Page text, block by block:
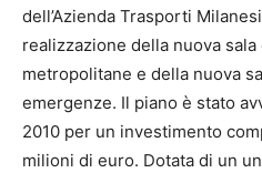
dell’Azienda Trasporti
realizzazione della nuova
metropolitane e della nuova
emergenze. Il piano è stato
2010 per un investimento
milioni di euro. Dotata di un